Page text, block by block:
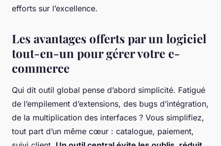
efforts sur l’excellence.
Les avantages offerts par un logiciel
tout-en-un pour gérer votre e-
commerce
Qui dit outil global pense d’abord simplicité. Fatigué
de l’empilement d’extensions, des bugs d’intégration,
de la multiplication des interfaces ? Vous simplifiez,
tout part d’un même cœur : catalogue, paiement,